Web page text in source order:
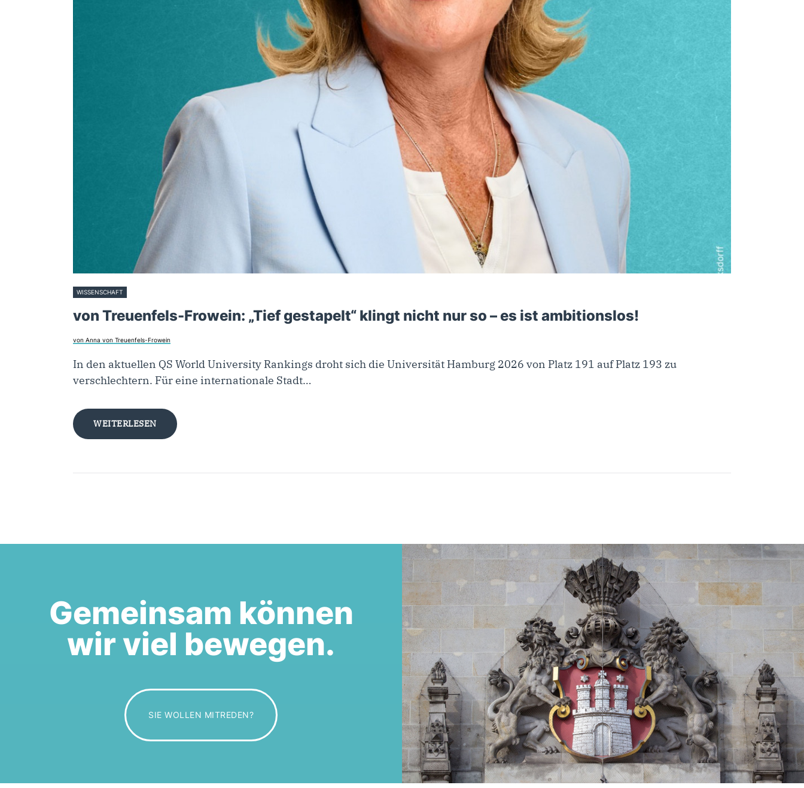
WISSENSCHAFT
von Treuenfels-Frowein: „Tief gestapelt“ klingt nicht nur so – es ist ambitionslos!
von Anna von Treuenfels-Frowein
In den aktuellen QS World University Rankings droht sich die Universität Hamburg 2026 von Platz 191 auf Platz 193 zu
verschlechtern. Für eine internationale Stadt…
WEITERLESEN
Gemeinsam können
wir viel bewegen.
SIE WOLLEN MITREDEN?